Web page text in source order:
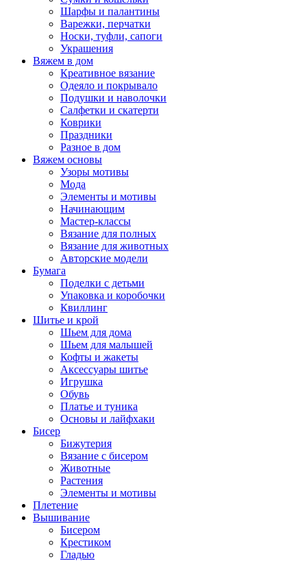
Шарфы и палантины
Варежки, перчатки
Носки, туфли, сапоги
Украшения
Вяжем в дом
Креативное вязание
Одеяло и покрывало
Подушки и наволочки
Салфетки и скатерти
Коврики
Праздники
Разное в дом
Вяжем основы
Узоры мотивы
Мода
Элементы и мотивы
Начинающим
Мастер-классы
Вязание для полных
Вязание для животных
Авторские модели
Бумага
Поделки с детьми
Упаковка и коробочки
Квиллинг
Шитье и крой
Шьем для дома
Шьем для малышей
Кофты и жакеты
Аксессуары шитье
Игрушка
Обувь
Платье и туника
Основы и лайфхаки
Бисер
Бижутерия
Вязание с бисером
Животные
Растения
Элементы и мотивы
Плетение
Вышивание
Бисером
Крестиком
Гладью